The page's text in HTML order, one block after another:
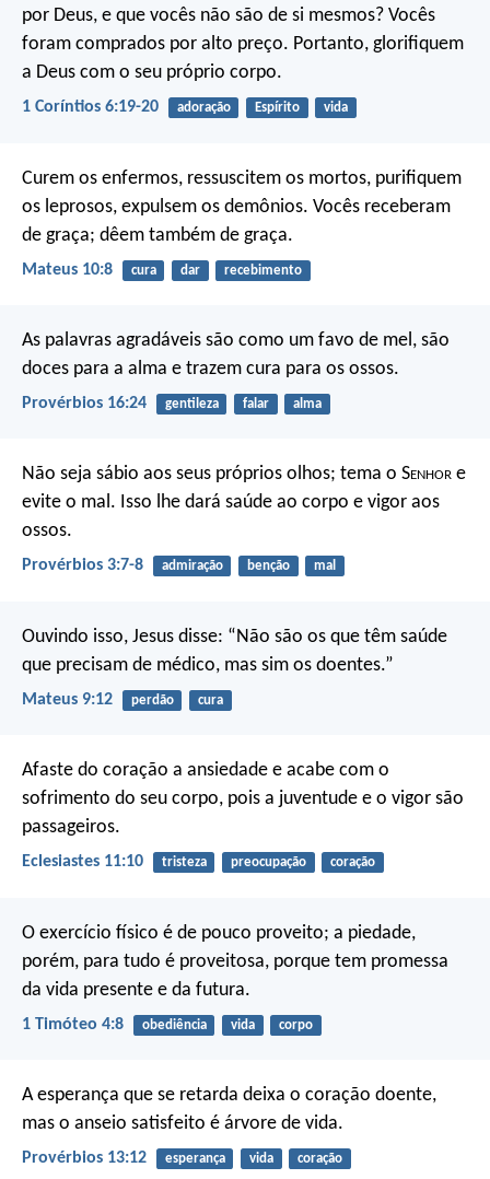
por Deus, e que vocês não são de si mesmos? Vocês
foram comprados por alto preço. Portanto, glorifiquem
a Deus com o seu próprio corpo.
1 Coríntios 6:19-20 adoração Espírito vida
Curem os enfermos, ressuscitem os mortos, purifiquem
os leprosos, expulsem os demônios. Vocês receberam
de graça; dêem também de graça.
Mateus 10:8 cura dar recebimento
As palavras agradáveis são como um favo de mel, são
doces para a alma e trazem cura para os ossos.
Provérbios 16:24 gentileza falar alma
Não seja sábio aos seus próprios olhos; tema o Senhor e
evite o mal. Isso lhe dará saúde ao corpo e vigor aos
ossos.
Provérbios 3:7-8 admiração benção mal
Ouvindo isso, Jesus disse: “Não são os que têm saúde
que precisam de médico, mas sim os doentes.”
Mateus 9:12 perdão cura
Afaste do coração a ansiedade e acabe com o
sofrimento do seu corpo, pois a juventude e o vigor são
passageiros.
Eclesiastes 11:10 tristeza preocupação coração
O exercício físico é de pouco proveito; a piedade,
porém, para tudo é proveitosa, porque tem promessa
da vida presente e da futura.
1 Timóteo 4:8 obediência vida corpo
A esperança que se retarda deixa o coração doente,
mas o anseio satisfeito é árvore de vida.
Provérbios 13:12 esperança vida coração